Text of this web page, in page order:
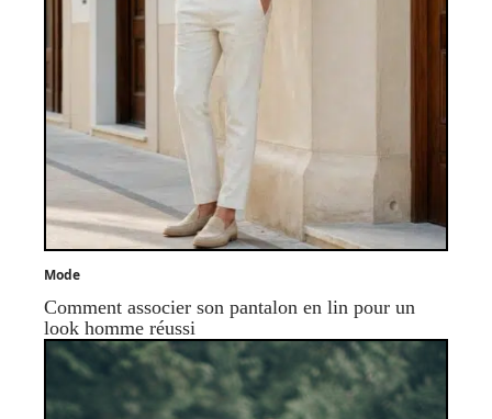
Mode
Comment associer son pantalon en lin pour un
look homme réussi